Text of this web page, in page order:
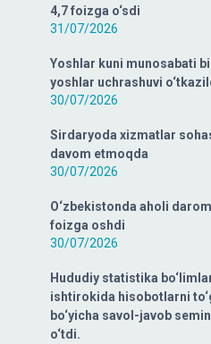
4,7 foizga o‘sdi
31/07/2026
Yoshlar kuni munosabati
yoshlar uchrashuvi
30/07/2026
Sirdaryoda xizmatlar
davom etmoqda
30/07/2026
O‘zbekistonda aholi
foizga oshdi
30/07/2026
Hududiy statistika
ishtirokida hisobotlarni
bo‘yicha savol-javob
o‘tdi.